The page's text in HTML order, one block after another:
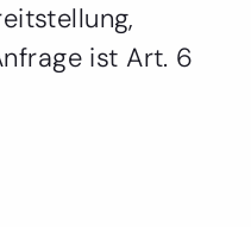
ist Art. 6